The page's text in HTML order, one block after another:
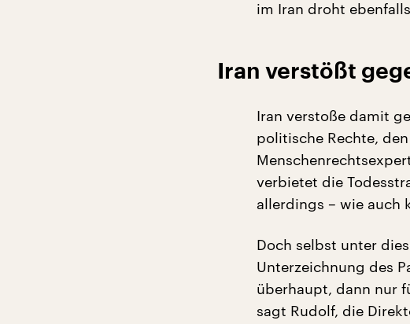
im Iran droht
Iran verstößt
Iran verstoße damit
politische Rechte,
verbietet die
allerdings – wie auch
Doch selbst unter
Unterzeichnung des
überhaupt, dann nur
sagt Rudolf, die